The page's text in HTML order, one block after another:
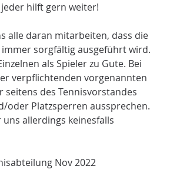
hilft gern weiter!
alle daran mitarbeiten, dass die
sorgfältig ausgeführt wird.
als Spieler zu Gute. Bei
verpflichtenden vorgenannten
seitens des Tennisvorstandes
oder Platzsperren aussprechen.
allerdings keinesfalls
Nov 2022